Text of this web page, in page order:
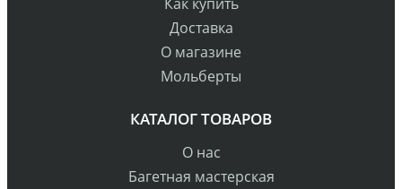
Доставка
О магазине
Мольберты
КАТАЛОГ ТОВАРОВ
О нас
Багетная мастерская